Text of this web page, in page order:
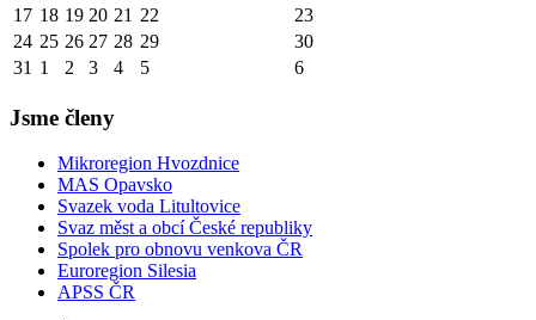
17 18 19 20 21 22
23
24 25 26 27 28 29
30
31 1 2 3 4 5 6
Jsme členy
Mikroregion Hvozdnice
MAS Opavsko
Svazek voda Litultovice
Svaz měst a obcí České republiky
Spolek pro obnovu venkova ČR
Euroregion Silesia
APSS ČR